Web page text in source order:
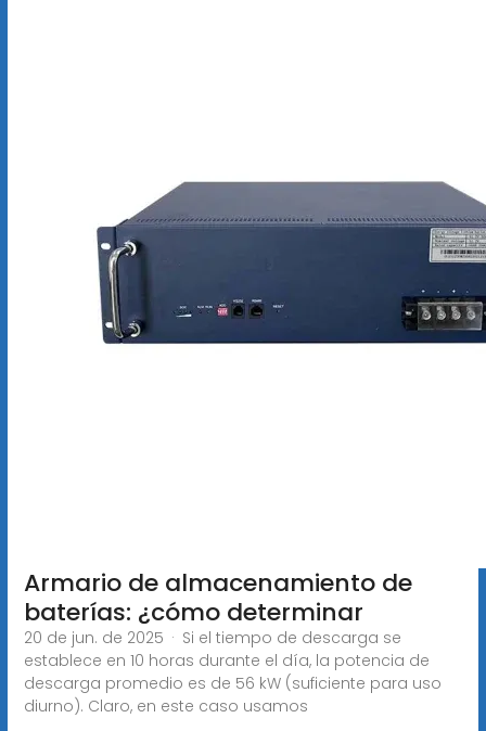
Armario de almacenamiento de
baterías: ¿cómo determinar
20 de jun. de 2025 · Si el tiempo de descarga se
establece en 10 horas durante el día, la potencia de
descarga promedio es de 56 kW (suficiente para uso
diurno). Claro, en este caso usamos